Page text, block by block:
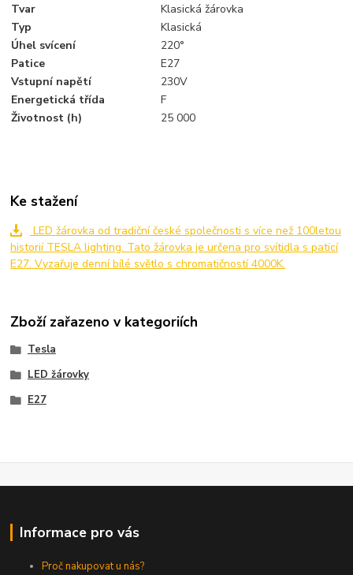
Tvar
Klasická žárovka
Typ
Klasická
Úhel svícení
220°
Patice
E27
Vstupní napětí
230V
Energetická třída
F
Životnost (h)
25 000
Ke stažení
LED žárovka od tradiční české společnosti s více než 100letou
historií TESLA lighting. Tato žárovka je určena pro svítidla s paticí
E27. Vyzařuje denní bílé světlo s chromatičností 4000K.
Zboží zařazeno v kategoriích
Tesla
LED žárovky
E27
Informace pro vás
Proč nakupovat u nás?